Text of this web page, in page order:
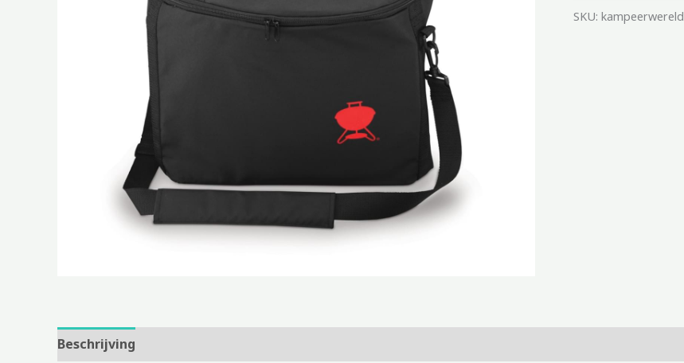
SKU: kampeerwereld
Beschrijving